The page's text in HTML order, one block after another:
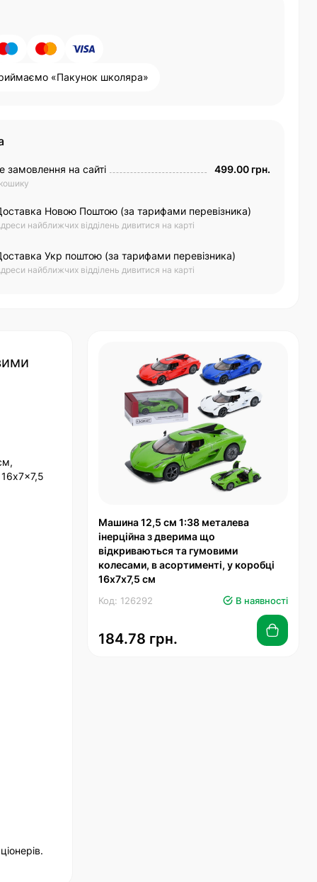
«Пакунок школяра»
замовлення на сайті 499.00 грн.
Новою Поштою (за тарифами перевізника)
найближчих відділень дивитися на карті
Укр поштою (за тарифами перевізника)
найближчих відділень дивитися на карті
16x7x7,5
Машина 12,5 см 1:38 металева
інерційна з дверима що
відкриваються та гумовими
колесами, в асортименті, у коробці
16х7х7,5 см
Код: 126292 В наявності
184.78 грн.